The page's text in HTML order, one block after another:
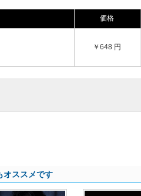
価格
￥648 円
オススメです